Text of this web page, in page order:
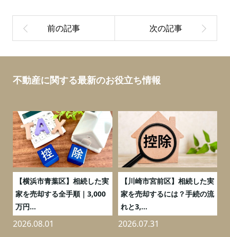
不動産に関する最新のお役立ち情報
【横浜市青葉区】相続した実
家を売却する全手順｜3,000
万円...
2026.08.01
【川崎市宮前区】相続した実
家を売却するには？手続の流
れと3,...
2026.07.31